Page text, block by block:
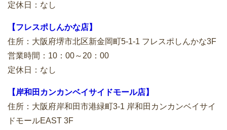
定休日：なし
【フレスポしんかな店】
住所：大阪府堺市北区新金岡町5-1-1 フレスポしんかな3F
営業時間：10：00～20：00
定休日：なし
【岸和田カンカンベイサイドモール店】
住所：大阪府岸和田市港緑町3-1 岸和田カンカンベイサイ
ドモールEAST 3F